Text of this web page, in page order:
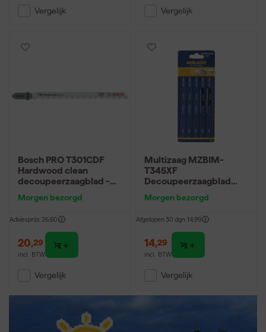
Vergelijk Vergelijk
Bosch PRO T301CDF
Hardwood clean
decoupeerzaagblad -
Morgen bezorgd
Adviesprijs 26,60
20,29
incl. BTW
Vergelijk
Multizaag MZBIM-
T345XF
Decoupeerzaagblad
Morgen bezorgd
Afgelopen 30 dgn 14,99
14,29
incl. BTW
Vergelijk